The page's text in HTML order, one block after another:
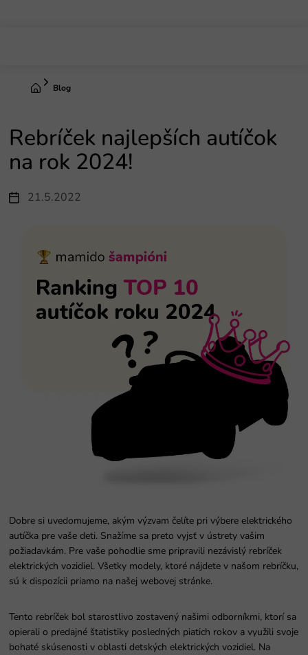
Domov
Blog
Rebríček najlepších autíčok
na rok 2024!
21.5.2022
Dobre si uvedomujeme, akým výzvam čelíte pri výbere elektrického
autíčka pre vaše deti. Snažíme sa preto vyjsť v ústrety vašim
požiadavkám. Pre vaše pohodlie sme pripravili nezávislý rebríček
elektrických vozidiel. Všetky modely, ktoré nájdete v našom rebríčku,
sú k dispozícii priamo na našej webovej stránke.
Tento rebríček bol starostlivo zostavený našimi odborníkmi, ktorí sa
opierali o predajné štatistiky posledných piatich rokov a využili svoje
bohaté skúsenosti v oblasti detských elektrických vozidiel. Na